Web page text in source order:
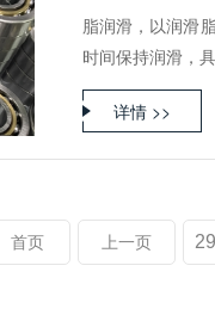
脂润滑，以润滑
时间保持润滑，
详情 >>
首页 上一页 29